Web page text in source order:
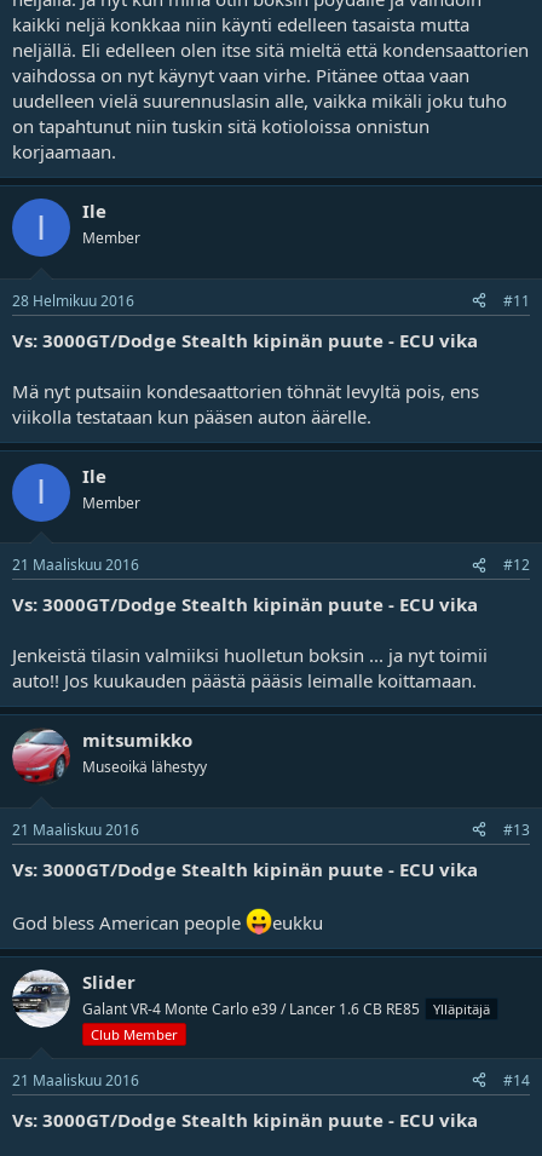
kaikki neljä konkkaa niin käynti edelleen tasaista mutta
neljällä. Eli edelleen olen itse sitä mieltä että kondensaattorien
vaihdossa on nyt käynyt vaan virhe. Pitänee ottaa vaan
uudelleen vielä suurennuslasin alle, vaikka mikäli joku tuho
on tapahtunut niin tuskin sitä kotioloissa onnistun
korjaamaan.
I Ile
Member
28 Helmikuu 2016 #11
Vs: 3000GT/Dodge Stealth kipinän puute - ECU vika
Mä nyt putsaiin kondesaattorien töhnät levyltä pois, ens
viikolla testataan kun pääsen auton äärelle.
I Ile
Member
21 Maaliskuu 2016 #12
Vs: 3000GT/Dodge Stealth kipinän puute - ECU vika
Jenkeistä tilasin valmiiksi huolletun boksin ... ja nyt toimii
auto!! Jos kuukauden päästä pääsis leimalle koittamaan.
mitsumikko
Museoikä lähestyy
21 Maaliskuu 2016 #13
Vs: 3000GT/Dodge Stealth kipinän puute - ECU vika
God bless American people eukku
Slider
Galant VR-4 Monte Carlo e39 / Lancer 1.6 CB RE85
Ylläpitäjä
Club Member
21 Maaliskuu 2016 #14
Vs: 3000GT/Dodge Stealth kipinän puute - ECU vika